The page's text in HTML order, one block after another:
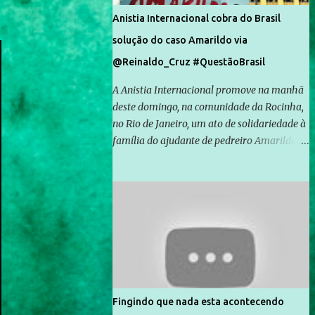
Anistia Internacional cobra do Brasil
solução do caso Amarildo via
@Reinaldo_Cruz #QuestãoBrasil
A Anistia Internacional promove na manhã
deste domingo, na comunidade da Rocinha,
no Rio de Janeiro, um ato de solidariedade à
família do ajudante de pedreiro Amarildo de
Rocinha. A assessora de Direitos Humanos
da Anistia Internacional, Renata Neder, disse
à Agência Brasil que ações e atividades de
mobilização são feitas normalmente pela
organização não governamental. As ações
de solidariedade são promovidas em apoio
Fingindo que nada esta acontecendo